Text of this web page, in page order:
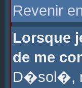
Revenir
Lorsque
de me
D�sol�,